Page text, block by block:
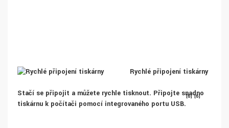
Rychlé připojení tiskárny
Stačí se připojit a můžete rychle tisknout. Připojte snadno
tiskárnu k počítači pomocí integrovaného portu USB.
[6] [6]